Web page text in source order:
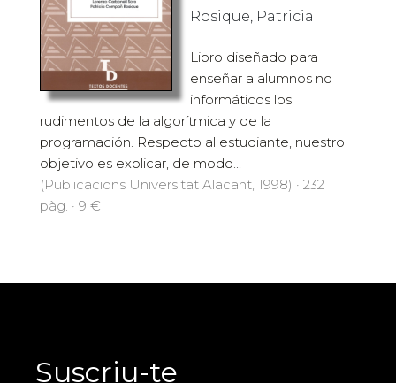
Rosique, Patricia
Libro diseñado para
enseñar a alumnos no
informáticos los
rudimentos de la algorítmica y de la
programación. Respecto al estudiante, nuestro
objetivo es explicar, de modo...
(Publicacions Universitat Alacant, 1998) · 232
pàg. · 9 €
Suscriu-te